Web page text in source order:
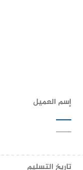
إسم العميل
——
تاريخ التسليم